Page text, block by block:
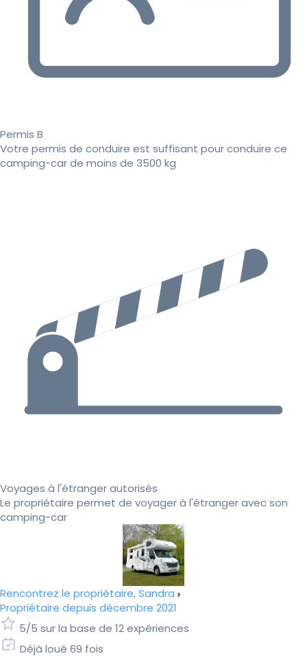
Permis B
Votre permis de conduire est suffisant pour conduire ce
camping-car de moins de 3500 kg
Voyages à l'étranger autorisés
Le propriétaire permet de voyager à l'étranger avec son
camping-car
Rencontrez le propriétaire, Sandra
Propriétaire depuis décembre 2021
5/5 sur la base de 12 expériences
Déjà loué 69 fois